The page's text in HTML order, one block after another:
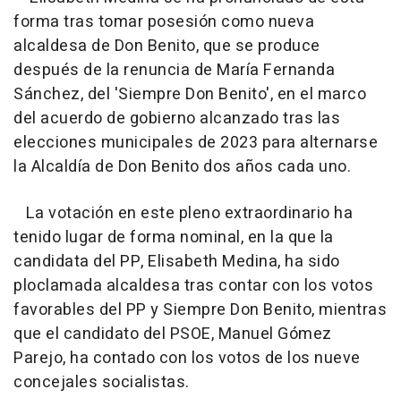
forma tras tomar posesión como nueva
alcaldesa de Don Benito, que se produce
después de la renuncia de María Fernanda
Sánchez, del 'Siempre Don Benito', en el marco
del acuerdo de gobierno alcanzado tras las
elecciones municipales de 2023 para alternarse
la Alcaldía de Don Benito dos años cada uno.
La votación en este pleno extraordinario ha
tenido lugar de forma nominal, en la que la
candidata del PP, Elisabeth Medina, ha sido
ploclamada alcaldesa tras contar con los votos
favorables del PP y Siempre Don Benito, mientras
que el candidato del PSOE, Manuel Gómez
Parejo, ha contado con los votos de los nueve
concejales socialistas.